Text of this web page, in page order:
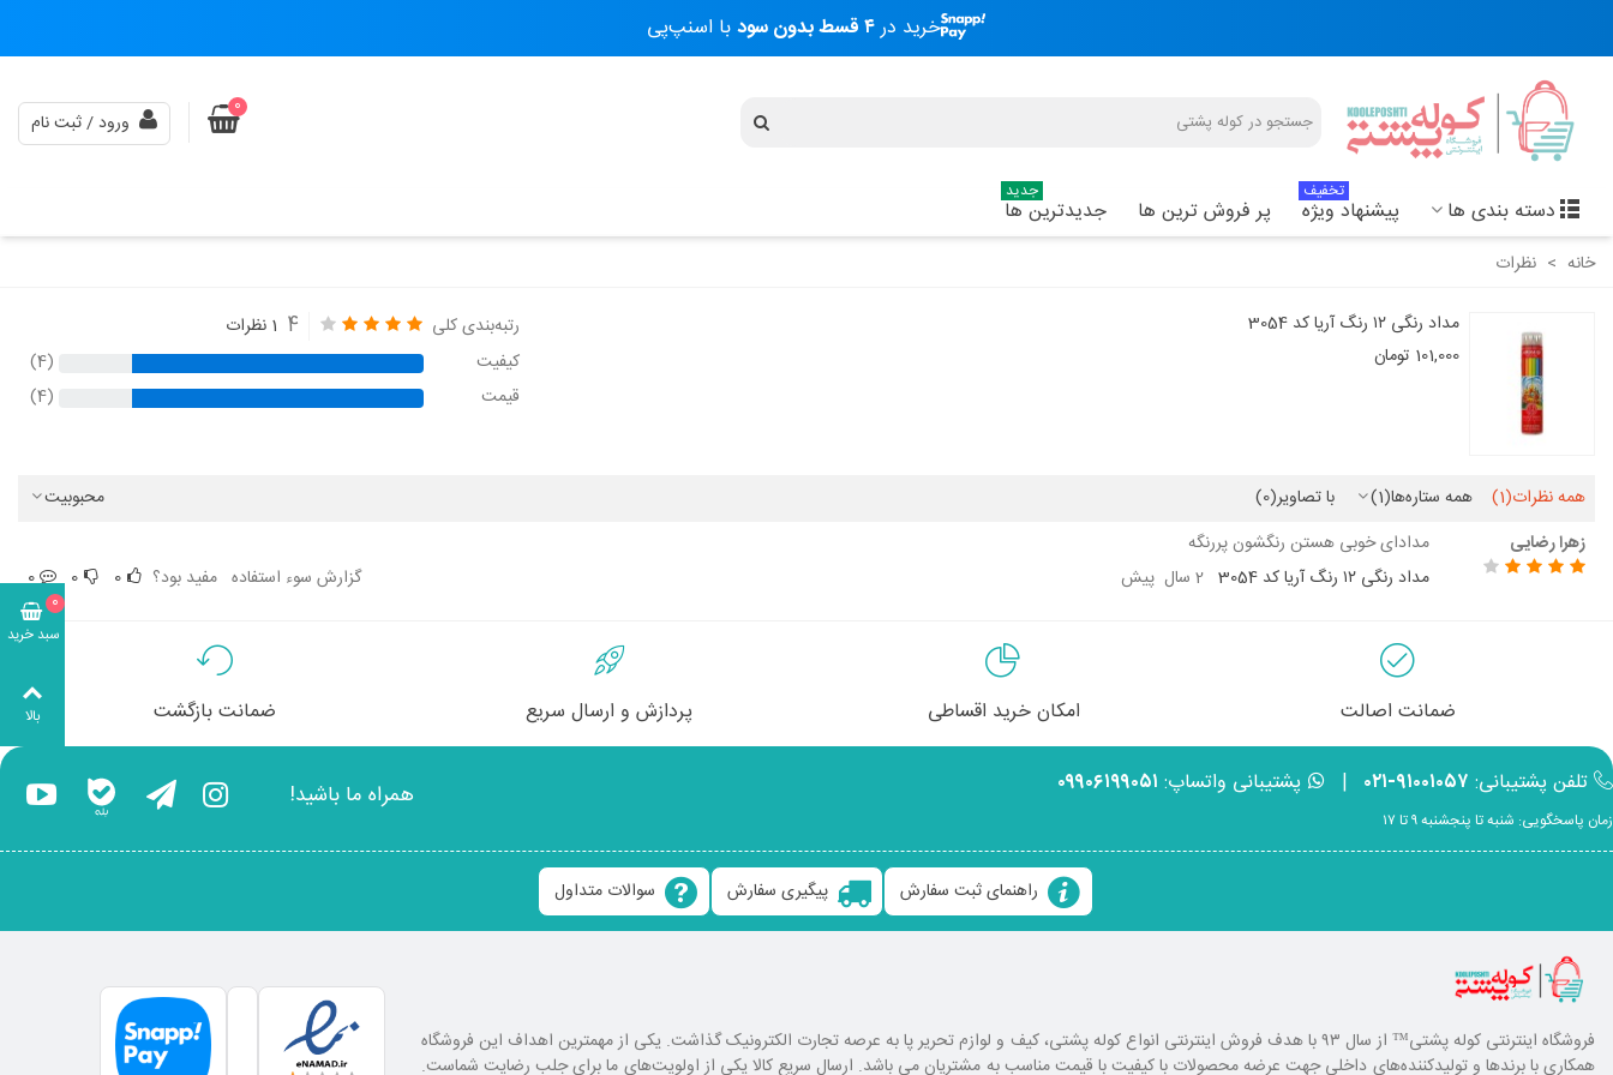
خرید در۴ قسط بدون سود با اسنپ‌پی
0
ورود / ثبت نام
دسته بندی ها پیشنهاد ویژه
تخفیف
پر فروش ترین ها جدیدترین ها
جدید
خانه > نظرات
مداد رنگی ۱۲ رنگ آریا کد 3054
101,000 تومان
رتبه‌بندی کلی 4 1 نظرات
کیفیت
(4)
قیمت
(4)
همه نظرات(1) همه ستاره‌ها(1) با تصاویر(0)
محبوبیت
زهرا رضایی
مدادای خوبی هستن رنگشون پررنگه
مداد رنگی ۱۲ رنگ آریا کد 3054
2 سال پیش گزارش سوء استفاده مفید بود؟ 0
0
0
ضمانت اصالت امکان خرید اقساطی پردازش و ارسال سریع ضمانت بازگشت
تلفن پشتیبانی: ۹۱۰۰۱۰۵۷-۰۲۱ | پشتیبانی واتساپ: ۰۹۹۰۶۱۹۹۰۵۱
زمان پاسخگویی: شنبه تا پنجشنبه ۹ تا ۱۷
همراه ما باشید!
راهنمای ثبت سفارش پیگیری سفارش سوالات متداول
فروشگاه اینترنتی کوله پشتی
™ از سال ۹۳ با هدف فروش اینترنتی انواع کوله پشتی، کیف و لوازم تحریر پا به عرصه تجارت الکترونیک گذاشت. یکی از مهمترین اهداف این فروشگاه
همکاری با برند‌ها و تولیدکننده‌های داخلی جهت عرضه محصولات با کیفیت با قیمت مناسب به مشتریان می باشد. ارسال سریع کالا یکی از اولویت‌های ما برای جلب رضایت شماست.
سبد خرید
0
بالا